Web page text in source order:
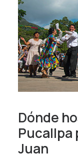
Dónde
Pucallpa
Juan